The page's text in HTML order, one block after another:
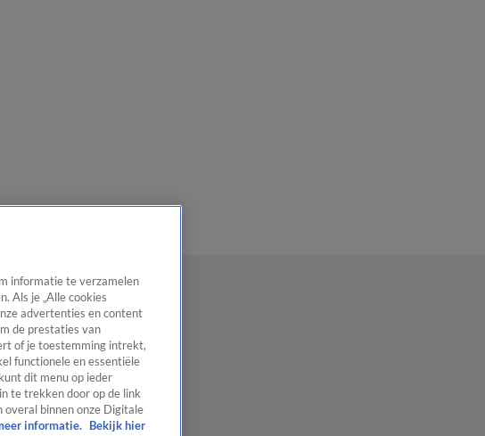
informatie te verzamelen
Als je „Alle cookies
advertenties en content
de prestaties van
of je toestemming intrekt,
functionele en essentiële
dit menu op ieder
te trekken door op de link
overal binnen onze Digitale
informatie.
Bekijk hier